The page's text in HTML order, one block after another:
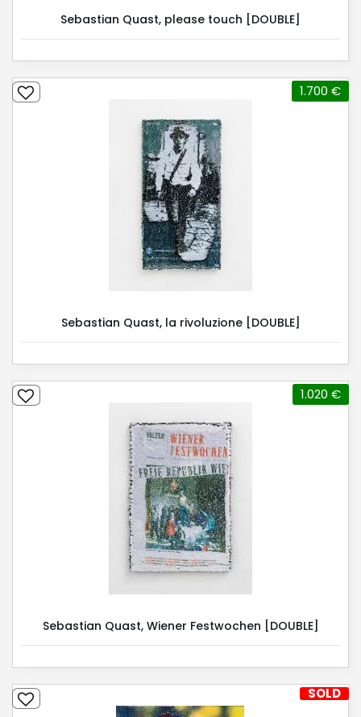
Sebastian Quast, please touch [DOUBLE]
Sebastian Quast, la rivoluzione [DOUBLE]
1.700 €
Sebastian Quast, Wiener Festwochen [DOUBLE]
1.020 €
SOLD